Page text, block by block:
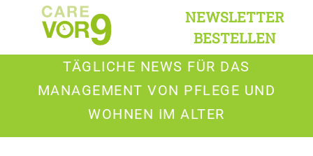
NEWSLETTER
BESTELLEN
TÄGLICHE NEWS FÜR DAS
MANAGEMENT VON PFLEGE UND
WOHNEN IM ALTER